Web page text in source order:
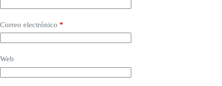
Correo electrónico *
Web